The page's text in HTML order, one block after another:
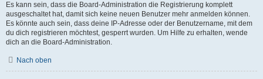
Es kann sein, dass die Board-Administration die Registrierung komplett
ausgeschaltet hat, damit sich keine neuen Benutzer mehr anmelden können.
Es könnte auch sein, dass deine IP-Adresse oder der Benutzername, mit dem
du dich registrieren möchtest, gesperrt wurden. Um Hilfe zu erhalten, wende
dich an die Board-Administration.
Nach oben